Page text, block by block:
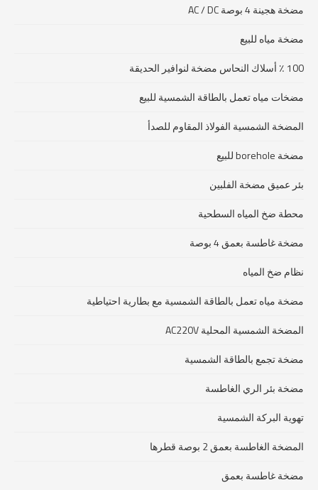
مضخة هجينة 4 بوصة AC / DC
مضخة مياه للبيع
100 ٪ أسلاك النحاس مضخة لنوافير الحديقة
مضخات مياه تعمل بالطاقة الشمسية للبيع
المضخة الشمسية الفولاذ المقاوم للصدأ
مضخة borehole للبيع
بئر عميق مضخة الفلبين
محطة ضخ المياه السطحية
مضخة غاطسة بعمق 4 بوصة
نظام ضخ المياه
مضخة مياه تعمل بالطاقة الشمسية مع بطارية احتياطية
المضخة الشمسية المحلية AC220V
مضخة تجمع بالطاقة الشمسية
مضخة بئر الري الغاطسة
تهوية البركة الشمسية
المضخة الغاطسة بعمق 2 بوصة قطرها
مضخة غاطسة بعمق